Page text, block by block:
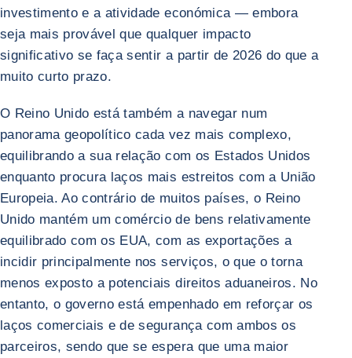
investimento e a atividade económica — embora
seja mais provável que qualquer impacto
significativo se faça sentir a partir de 2026 do que a
muito curto prazo.
O Reino Unido está também a navegar num
panorama geopolítico cada vez mais complexo,
equilibrando a sua relação com os Estados Unidos
enquanto procura laços mais estreitos com a União
Europeia. Ao contrário de muitos países, o Reino
Unido mantém um comércio de bens relativamente
equilibrado com os EUA, com as exportações a
incidir principalmente nos serviços, o que o torna
menos exposto a potenciais direitos aduaneiros. No
entanto, o governo está empenhado em reforçar os
laços comerciais e de segurança com ambos os
parceiros, sendo que se espera que uma maior